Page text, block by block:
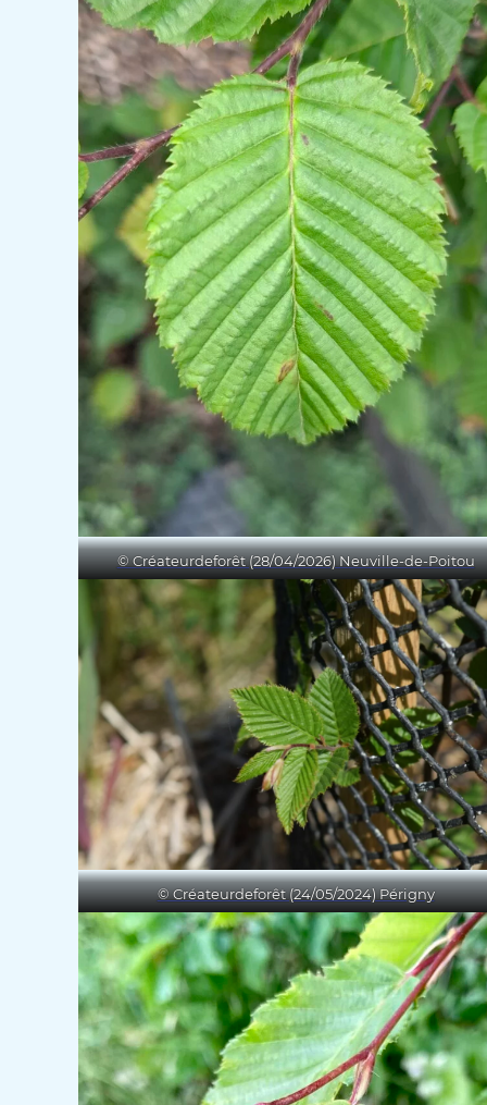
© Créateurdeforêt (28/04/2026) Neuville-de-Poitou
© Créateurdeforêt (24/05/2024) Périgny